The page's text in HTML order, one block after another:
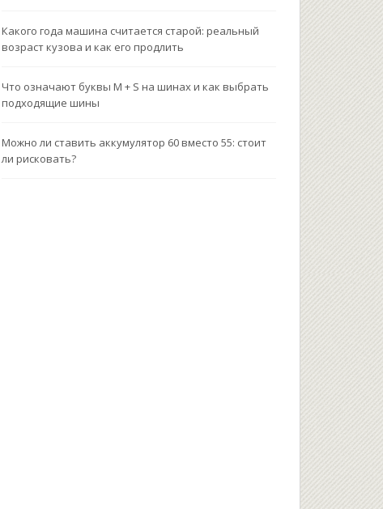
Какого года машина считается старой: реальный
возраст кузова и как его продлить
Что означают буквы M + S на шинах и как выбрать
подходящие шины
Можно ли ставить аккумулятор 60 вместо 55: стоит
ли рисковать?